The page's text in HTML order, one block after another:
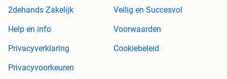
2dehands Zakelijk
Veilig en Succesvol
Help en info
Voorwaarden
Privacyverklaring
Cookiebeleid
Privacyvoorkeuren